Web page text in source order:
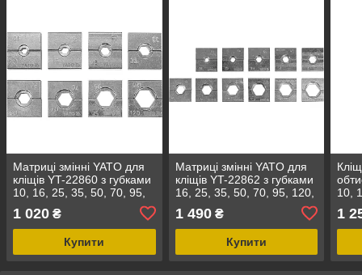
Матриці змінні YATO для
кліщів YT-22860 з губками
10, 16, 25, 35, 50, 70, 95,
1 020 ₴
Купити
Матриці змінні YATO для
кліщів YT-22862 з губками
16, 25, 35, 50, 70, 95, 120,
1 490₴
Купити
10,
1